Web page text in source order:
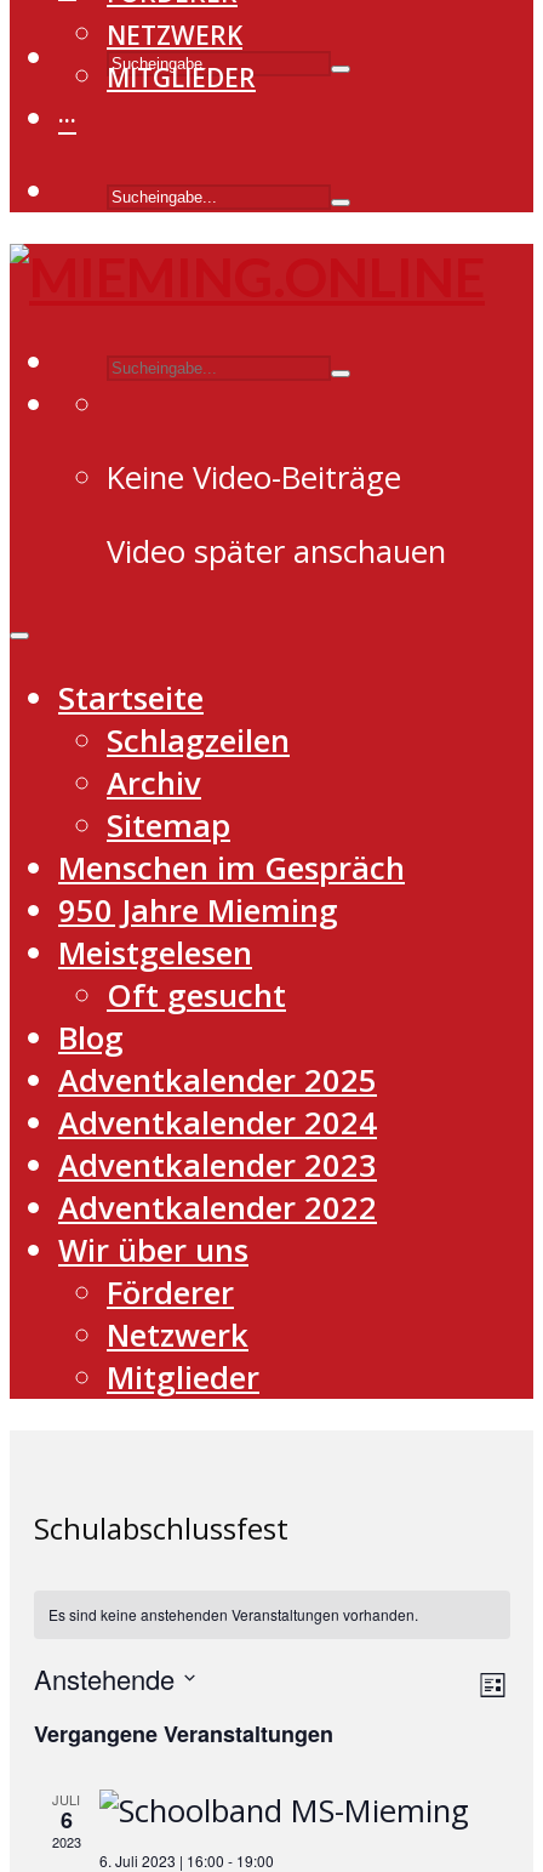
NETZWERK
MITGLIEDER
···
Keine Video-Beiträge
Video später anschauen
Startseite
Schlagzeilen
Archiv
Sitemap
Menschen im Gespräch
950 Jahre Mieming
Meistgelesen
Oft gesucht
Blog
Adventkalender 2025
Adventkalender 2024
Adventkalender 2023
Adventkalender 2022
Wir über uns
Förderer
Netzwerk
Mitglieder
Schulabschlussfest
Es sind keine anstehenden Veranstaltungen vorhanden.
Anstehende
Datum
wählen.
Vergangene Veranstaltungen
JULI
6
2023
6. Juli 2023 | 16:00 - 19:00